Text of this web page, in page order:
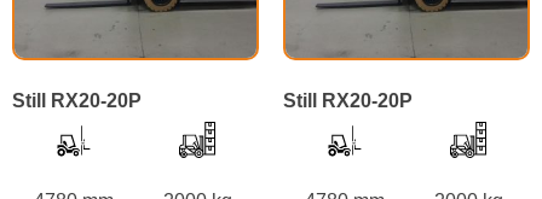
Still RX20-20P Still RX20-20P